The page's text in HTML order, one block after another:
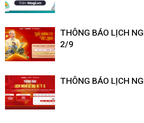
THÔNG BÁO LỊCH
2/9
THÔNG BÁO LỊCH